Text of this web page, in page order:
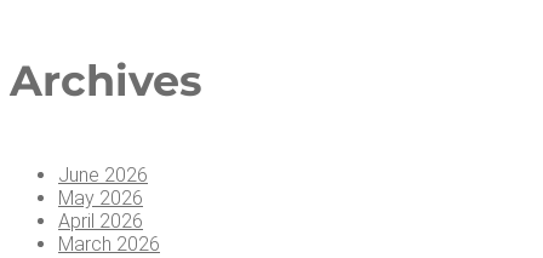
Arc­hi­ves
June 2026
May 2026
April 2026
March 2026